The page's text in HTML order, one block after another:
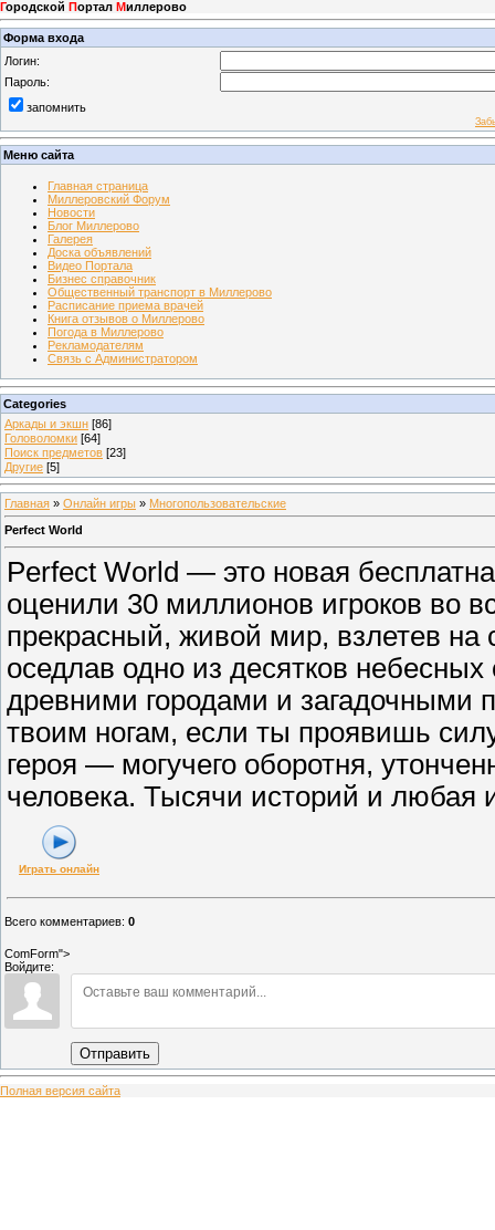
Городской Портал Миллерово
Форма входа
Логин:
Пароль:
запомнить
Меню сайта
Главная страница
Миллеровский Форум
Новости
Блог Миллерово
Галерея
Доска объявлений
Видео Портала
Бизнес справочник
Общественный транспорт в Миллерово
Расписание приема врачей
Книга отзывов о Миллерово
Погода в Миллерово
Рекламодателям
Связь с Администратором
Categories
Аркады и экшн [86]
Головоломки [64]
Поиск предметов [23]
Другие [5]
Главная » Онлайн игры » Многопользовательские
Perfect World
Perfect World — это новая
оценили 30 миллионов игроков во
прекрасный, живой мир, взлетев на
оседлав одно из десятков
древними городами и загадочными
твоим ногам, если ты проявишь
героя — могучего оборотня,
человека. Тысячи историй и любая
Играть онлайн
Всего комментариев: 0
ComForm">
Войдите:
Отправить
Полная версия сайта